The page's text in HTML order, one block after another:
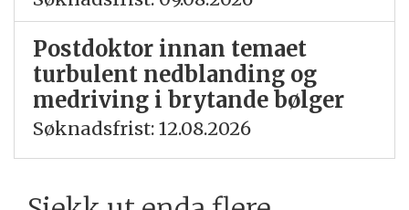
Postdoktor innan temaet
turbulent nedblanding og
medriving i brytande bølger
Søknadsfrist: 12.08.2026